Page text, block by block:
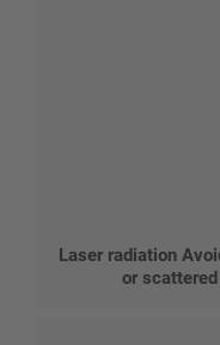
Laser radiation
or